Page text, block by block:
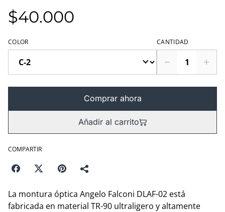
$40.000
COLOR CANTIDAD
Comprar ahora
Añadir al carrito
COMPARTIR
La montura óptica Angelo Falconi DLAF-02 está
fabricada en material TR-90 ultraligero y altamente